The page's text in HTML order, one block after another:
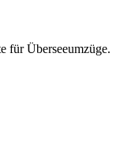
für Überseeumzüge.